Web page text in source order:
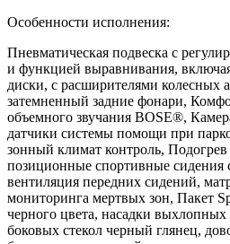
Особенности исполнения:
Пневматическая подвеска с
и функцией выравнивания,
диски, с расширителями колесных
затемненный задние фонари,
объемного звучания BOSE®,
датчики системы помощи при
зонный климат контроль, Подогрев
позиционные спортивные сидения
вентиляция передних сидений,
мониторинга мертвых зон, Пакет
черного цвета, насадки выхлопных
боковых стекол черный глянец,